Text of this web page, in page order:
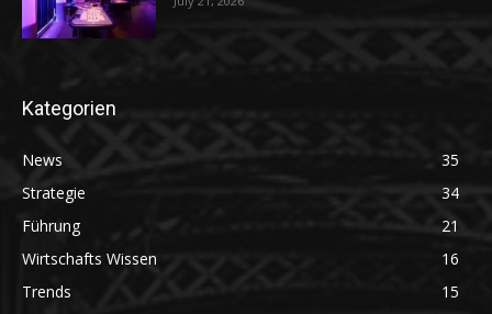
Kategorien
News
35
Strategie
34
Führung
21
Wirtschafts Wissen
16
Trends
15